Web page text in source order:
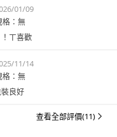
01/09
格：無
ㄒ喜歡
11/14
格：無
良好
查看全部評價(11)